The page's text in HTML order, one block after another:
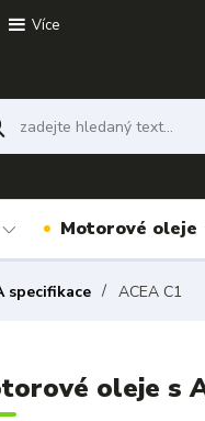
Více
Motorové oleje
specifikace ACEA C1
oleje s